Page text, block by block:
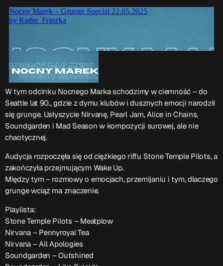
Przydatne informacje
O nas– jedyna w Kielcach studencka stacja radiowa.
kieleckich studentówCzytaj.wiecej…
Patronat medialny Radia Fraszka– regulamin, logotypy,
itp.Czytaj więcej…
Wyszukaj
search
ON AIR
W tym odcinku Nocnego Marka schodzimy w ciemność – do
Seattle lat 90., gdzie z dymu klubów i dusznych emocji narodził
się grunge. Usłyszycie Nirvanę, Pearl Jam, Alice in Chains,
Soundgarden i Mad Season w kompozycji surowej, ale nie
chaotycznej.
Audycja rozpoczęła się od ciężkiego riffu Stone Temple Pilots, a
zakończyła przejmującym Wake Up.
Między tym – rozmowy o emocjach, przemijaniu i tym, dlaczego
grunge wciąż ma znaczenie.
Playlista:
Stone Temple Pilots – Meatplow
Nirvana – Pennyroyal Tea
Nirvana – All Apologies
Soundgarden – Outshined